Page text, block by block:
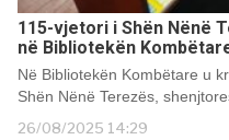
115-vjetori i Shën Nënë
në Bibliotekën
Në Bibliotekën Kombëtare u
Shën Nënë Terezës,
26/08/2025 14:29